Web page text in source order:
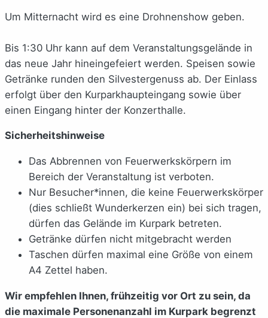
Um Mitternacht wird es eine Drohnenshow geben.
Bis 1:30 Uhr kann auf dem Veranstaltungsgelände in
das neue Jahr hineingefeiert werden. Speisen sowie
Getränke runden den Silvestergenuss ab. Der Einlass
erfolgt über den Kurparkhaupteingang sowie über
einen Eingang hinter der Konzerthalle.
Sicherheitshinweise
Das Abbrennen von Feuerwerkskörpern im
Bereich der Veranstaltung ist verboten.
Nur Besucher*innen, die keine Feuerwerkskörper
(dies schließt Wunderkerzen ein) bei sich tragen,
dürfen das Gelände im Kurpark betreten.
Getränke dürfen nicht mitgebracht werden
Taschen dürfen maximal eine Größe von einem
A4 Zettel haben.
Wir empfehlen Ihnen, frühzeitig vor Ort zu sein, da
die maximale Personenanzahl im Kurpark begrenzt